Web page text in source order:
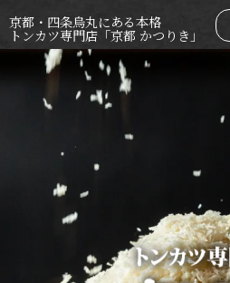
京都・四条烏丸にある本格
トンカツ専門店「京都 かつりき」